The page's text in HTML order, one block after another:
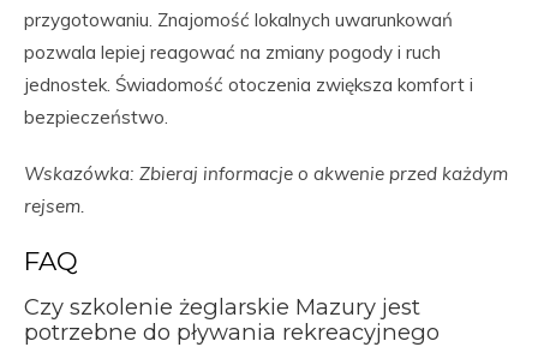
przygotowaniu. Znajomość lokalnych uwarunkowań
pozwala lepiej reagować na zmiany pogody i ruch
jednostek. Świadomość otoczenia zwiększa komfort i
bezpieczeństwo.
Wskazówka: Zbieraj informacje o akwenie przed każdym
rejsem.
FAQ
Czy szkolenie żeglarskie Mazury jest
potrzebne do pływania rekreacyjnego